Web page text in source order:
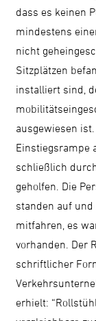
dass es keinen
mindestens
nicht
Sitzplätzen
installiert sind,
ausgewiesen
Einstiegsrampe
schließlich
geholfen. Die
standen auf
mitfahren, es
vorhanden. Der
schriftlicher
erhielt: